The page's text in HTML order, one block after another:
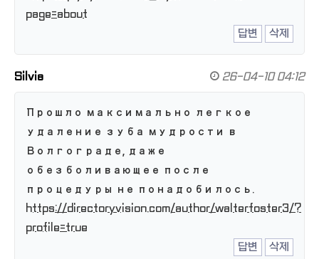
page=about
답변
삭제
Silvia 26-04-10 04:12
Прошло максимально легкое
удаление зуба мудрости в
Волгограде, даже
обезболивающее после
процедуры не понадобилось.
https://directoryvision.com/author/walterfoster3/?
profile=true
답변
삭제